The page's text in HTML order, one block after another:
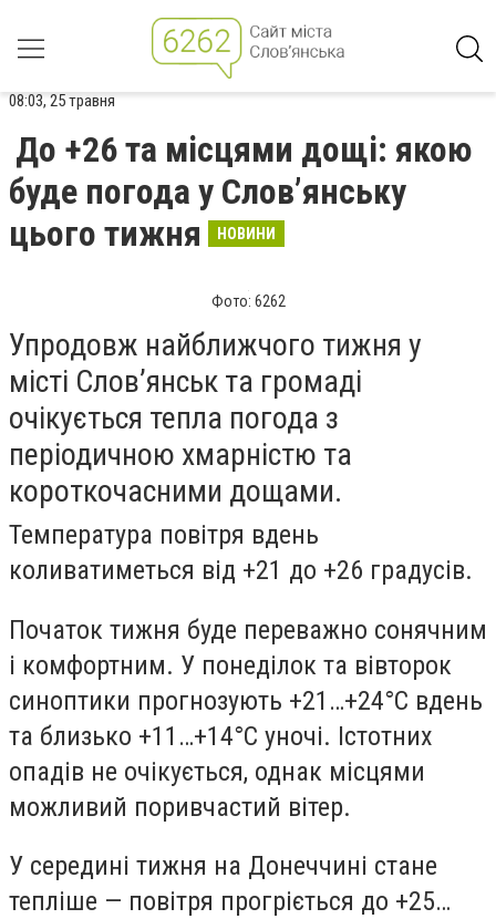
08:03, 25 травня
До +26 та місцями дощі: якою
буде погода у Слов’янську
цього тижня
НОВИНИ
Фото: 6262
Упродовж найближчого тижня у
місті Слов’янськ та громаді
очікується тепла погода з
періодичною хмарністю та
короткочасними дощами.
Температура повітря вдень
коливатиметься від +21 до +26 градусів.
Початок тижня буде переважно сонячним
і комфортним. У понеділок та вівторок
синоптики прогнозують +21…+24°C вдень
та близько +11…+14°C уночі. Істотних
опадів не очікується, однак місцями
можливий поривчастий вітер.
У середині тижня на Донеччині стане
тепліше — повітря прогріється до +25…